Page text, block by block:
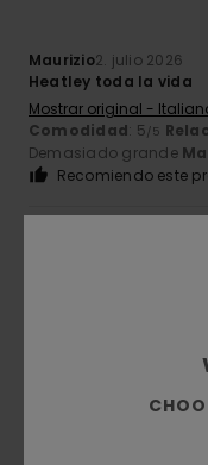
Maurizio2. julio 2026
Heatley toda la vida
Mostrar original -
Comodidad: 5/5
Demasiado grande
Recomiendo este
Mostrar original -